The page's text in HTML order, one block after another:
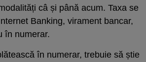
câ și până acum. Taxa se
Banking, virament bancar,
în numerar.
în numerar, trebuie să știe